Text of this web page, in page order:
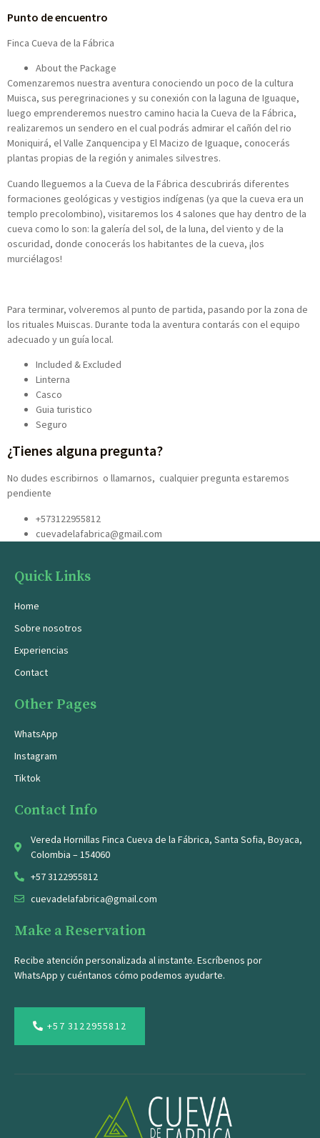
Punto de encuentro
Finca Cueva de la Fábrica
About the Package
Comenzaremos nuestra aventura conociendo un poco de la cultura
Muisca, sus peregrinaciones y su conexión con la laguna de Iguaque,
luego emprenderemos nuestro camino hacia la Cueva de la Fábrica,
realizaremos un sendero en el cual podrás admirar el cañón del rio
Moniquirá, el Valle Zanquencipa y El Macizo de Iguaque, conocerás
plantas propias de la región y animales silvestres.
Cuando lleguemos a la Cueva de la Fábrica descubrirás diferentes
formaciones geológicas y vestigios indígenas (ya que la cueva era un
templo precolombino), visitaremos los 4 salones que hay dentro de la
cueva como lo son: la galería del sol, de la luna, del viento y de la
oscuridad, donde conocerás los habitantes de la cueva, ¡los
murciélagos!
Para terminar, volveremos al punto de partida, pasando por la zona de
los rituales Muiscas. Durante toda la aventura contarás con el equipo
adecuado y un guía local.
Included & Excluded
Linterna
Casco
Guia turistico
Seguro
¿Tienes alguna pregunta?
No dudes escribirnos o llamarnos, cualquier pregunta estaremos
pendiente
+573122955812
cuevadelafabrica@gmail.com
Quick Links
Home
Sobre nosotros
Experiencias
Contact
Other Pages
WhatsApp
Instagram
Tiktok
Contact Info
Vereda Hornillas Finca Cueva de la Fábrica, Santa Sofia, Boyaca,
Colombia – 154060
+57 3122955812
cuevadelafabrica@gmail.com
Make a Reservation
Recibe atención personalizada al instante. Escríbenos por
WhatsApp y cuéntanos cómo podemos ayudarte.
+57 3122955812